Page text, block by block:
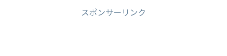
スポンサーリンク